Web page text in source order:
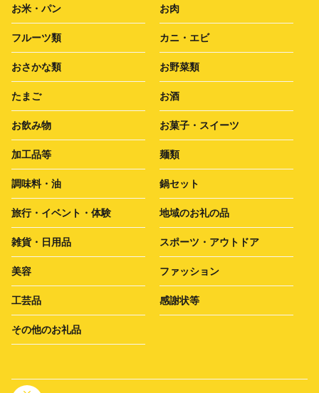
お米・パン お肉
フルーツ類 カニ・エビ
おさかな類 お野菜類
たまご お酒
お飲み物 お菓子・スイーツ
加工品等 麺類
調味料・油 鍋セット
旅行・イベント・体験 地域のお礼の品
雑貨・日用品 スポーツ・アウトドア
美容 ファッション
工芸品 感謝状等
その他のお礼品